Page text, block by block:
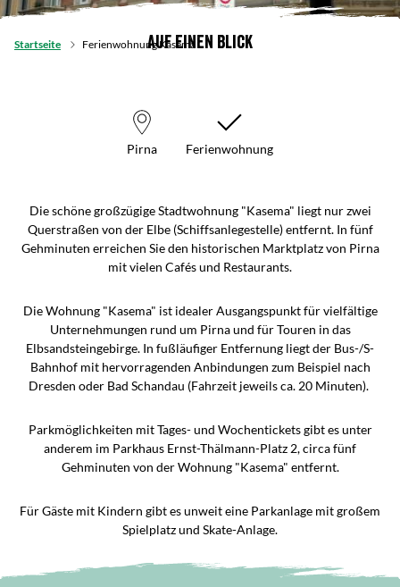
Startseite Ferienwohnung KasemaAuf einen Blick
Pirna Ferienwohnung
Die schöne großzügige Stadtwohnung "Kasema" liegt nur zwei
Querstraßen von der Elbe (Schiffsanlegestelle) entfernt. In fünf
Gehminuten erreichen Sie den historischen Marktplatz von Pirna
mit vielen Cafés und Restaurants.
Die Wohnung "Kasema" ist idealer Ausgangspunkt für vielfältige
Unternehmungen rund um Pirna und für Touren in das
Elbsandsteingebirge. In fußläufiger Entfernung liegt der Bus-/S-
Bahnhof mit hervorragenden Anbindungen zum Beispiel nach
Dresden oder Bad Schandau (Fahrzeit jeweils ca. 20 Minuten).
Parkmöglichkeiten mit Tages- und Wochentickets gibt es unter
anderem im Parkhaus Ernst-Thälmann-Platz 2, circa fünf
Gehminuten von der Wohnung "Kasema" entfernt.
Für Gäste mit Kindern gibt es unweit eine Parkanlage mit großem
Spielplatz und Skate-Anlage.